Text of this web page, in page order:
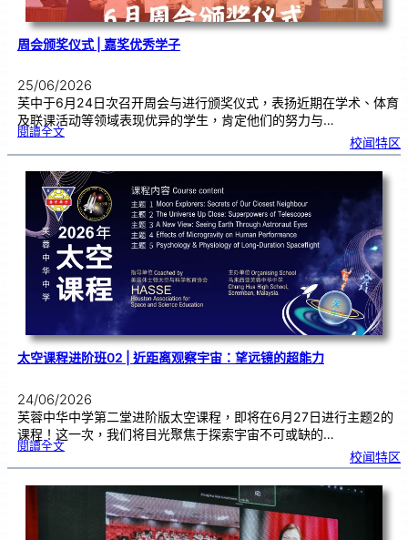
周会颁奖仪式 | 嘉奖优秀学子
25/06/2026
芙中于6月24日次召开周会与进行颁奖仪式，表扬近期在学术、体育
及联课活动等领域表现优异的学生，肯定他们的努力与…
閱讀全文:周
奖
式
|嘉
奖
优
秀
学
子
校闻特区
太空课程进阶班02 | 近距离观察宇宙：望远镜的超能力
24/06/2026
芙蓉中华中学第二堂进阶版太空课程，即将在6月27日进行主题2的
课程！这一次，我们将目光聚焦于探索宇宙不可或缺的…
閱讀全文:太
程
阶
班
校闻特区